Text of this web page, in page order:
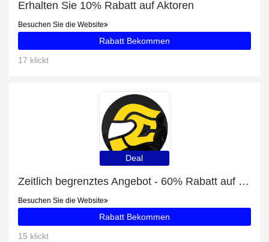
Erhalten Sie 10% Rabatt auf Aktoren
Besuchen Sie die Website
Rabatt Bekommen
17 klickt
Deal
Zeitlich begrenztes Angebot - 60% Rabatt auf FC-Moto Novo Circuit Klapphelm
Besuchen Sie die Website
Rabatt Bekommen
15 klickt